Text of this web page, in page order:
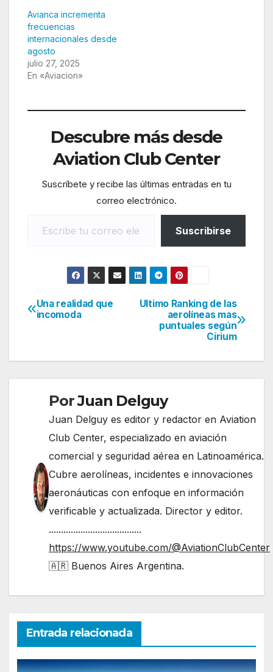
Avianca incrementa
frecuencias
internacionales desde
agosto
julio 27, 2025
En «Aviacion»
Descubre más desde
Aviation Club Center
Suscríbete y recibe las últimas entradas en tu
correo electrónico.
Suscribirse
Navegación
entradas
Ultimo Ranking de las
aerolíneas mas
puntuales según
Cirium
Una realidad que
incomoda
PorJuan Delguy
Juan Delguy es editor y redactor en Aviation
Club Center, especializado en aviación
comercial y seguridad aérea en Latinoamérica.
Cubre aerolíneas, incidentes e innovaciones
aeronáuticas con enfoque en información
verificable y actualizada. Director y editor.
......................................
https://www.youtube.com/@AviationClubCenter
🇦🇷 Buenos Aires Argentina.
Entrada relacionada